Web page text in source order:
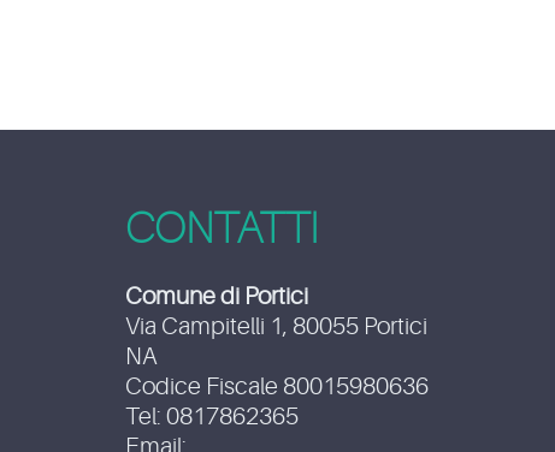
CONTATTI
Comune di Portici
Via Campitelli 1, 80055 Portici
NA
Codice Fiscale 80015980636
Tel: 0817862365